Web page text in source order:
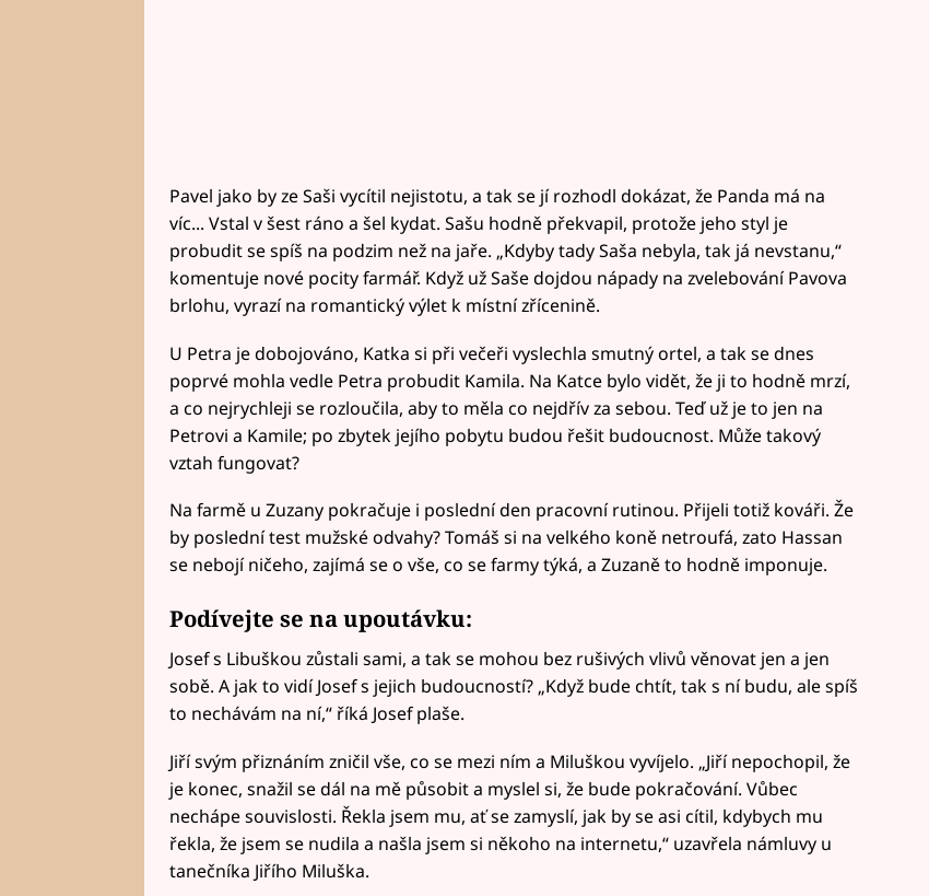
Pavel jako by ze Saši vycítil nejistotu, a tak se jí rozhodl dokázat, že Panda má na
víc... Vstal v šest ráno a šel kydat. Sašu hodně překvapil, protože jeho styl je
probudit se spíš na podzim než na jaře. „Kdyby tady Saša nebyla, tak já nevstanu,“
komentuje nové pocity farmář. Když už Saše dojdou nápady na zvelebování Pavova
brlohu, vyrazí na romantický výlet k místní zřícenině.
U Petra je dobojováno, Katka si při večeři vyslechla smutný ortel, a tak se dnes
poprvé mohla vedle Petra probudit Kamila. Na Katce bylo vidět, že ji to hodně mrzí,
a co nejrychleji se rozloučila, aby to měla co nejdřív za sebou. Teď už je to jen na
Petrovi a Kamile; po zbytek jejího pobytu budou řešit budoucnost. Může takový
vztah fungovat?
Na farmě u Zuzany pokračuje i poslední den pracovní rutinou. Přijeli totiž kováři. Že
by poslední test mužské odvahy? Tomáš si na velkého koně netroufá, zato Hassan
se nebojí ničeho, zajímá se o vše, co se farmy týká, a Zuzaně to hodně imponuje.
Podívejte se na upoutávku:
Josef s Libuškou zůstali sami, a tak se mohou bez rušivých vlivů věnovat jen a jen
sobě. A jak to vidí Josef s jejich budoucností? „Když bude chtít, tak s ní budu, ale spíš
to nechávám na ní,“ říká Josef plaše.
Jiří svým přiznáním zničil vše, co se mezi ním a Miluškou vyvíjelo. „Jiří nepochopil, že
je konec, snažil se dál na mě působit a myslel si, že bude pokračování. Vůbec
nechápe souvislosti. Řekla jsem mu, ať se zamyslí, jak by se asi cítil, kdybych mu
řekla, že jsem se nudila a našla jsem si někoho na internetu,“ uzavřela námluvy u
tanečníka Jiřího Miluška.